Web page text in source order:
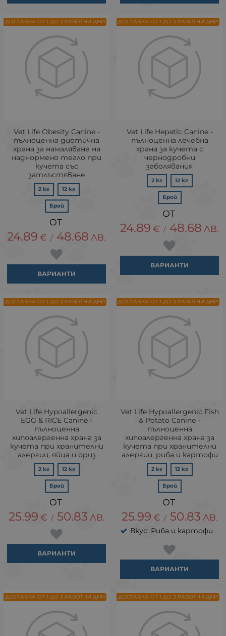
Vet Life Obesity Canine -
пълноценна диетична
храна за намаляване на
наднормено тегло при
кучета със
затлъстяване
2 кг 12 кг
Брой
24.89 € / 48.68 ЛВ.
ВАРИАНТИ
ДОСТАВКА ОТ 1 ДО 3 РАБОТНИ ДНИ
Vet Life Hepatic Canine -
пълноценна лечебна
храна за кучета с
чернодробни
заболявания
2 кг 12 кг
Брой
24.89 € / 48.68 ЛВ.
ВАРИАНТИ
ДОСТАВКА ОТ 1 ДО 3 РАБОТНИ ДНИ
Vet Life Hypoallergenic
EGG & RICE Canine -
пълноценна
хипоалергенна храна за
кучета при хранителни
алергии, яйца и ориз
2 кг 12 кг
Брой
25.99 € / 50.83 ЛВ.
ВАРИАНТИ
ДОСТАВКА ОТ 1 ДО 3 РАБОТНИ ДНИ
Vet Life Hypoallergenic Fish
& Potato Canine -
пълноценна
хипоалергенна храна за
кучета при хранителни
алергии, риба и картофи
2 кг 12 кг
Брой
25.99 € / 50.83 ЛВ.
Вкус: Риба и картофи
ВАРИАНТИ
ДОСТАВКА ОТ 1 ДО 3 РАБОТНИ ДНИ
ДОСТАВКА ОТ 1 ДО 3 РАБОТНИ ДНИ ДОСТАВКА ОТ 1 ДО 3 РАБОТНИ ДНИ